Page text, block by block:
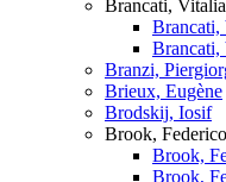
Brancati,
Brancati,
Brancati,
Branzi,
Brieux, Eugène
Brodskij, Iosif
Brook, Federico
Brook,
Brook,